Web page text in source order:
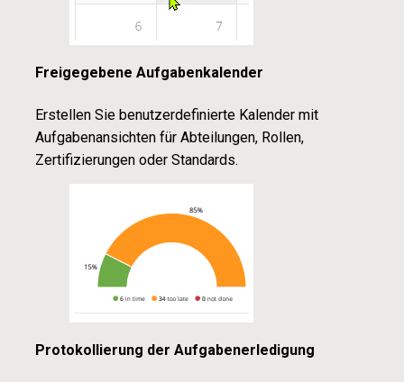
Freigegebene Aufgabenkalender
Erstellen Sie benutzerdefinierte Kalender mit
Aufgabenansichten für Abteilungen, Rollen,
Zertifizierungen oder Standards.
Protokollierung der Aufgabenerledigung